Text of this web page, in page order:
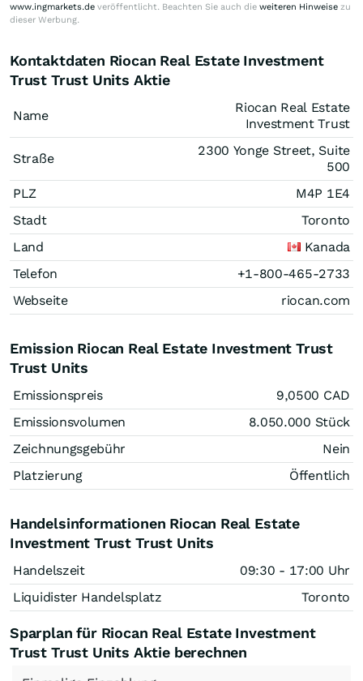
www.ingmarkets.de veröffentlicht. Beachten Sie auch die weiteren Hinweise zu
dieser Werbung.
Kontaktdaten Riocan Real Estate Investment
Trust Trust Units Aktie
Name
Riocan Real Estate
Investment Trust
Straße
2300 Yonge Street, Suite
500
PLZ
M4P 1E4
Stadt
Toronto
Land
Kanada
Telefon
+1-800-465-2733
Webseite
riocan.com
Emission Riocan Real Estate Investment Trust
Trust Units
Emissionspreis 9,0500 CAD
Emissionsvolumen
8.050.000 Stück
Zeichnungsgebühr
Nein
Platzierung
Öffentlich
Handelsinformationen Riocan Real Estate
Investment Trust Trust Units
Handelszeit
09:30 - 17:00 Uhr
Liquidister Handelsplatz
Toronto
Sparplan für Riocan Real Estate Investment
Trust Trust Units Aktie berechnen